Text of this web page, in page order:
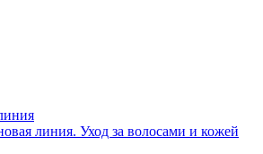
линия. Уход за волосами и кожей